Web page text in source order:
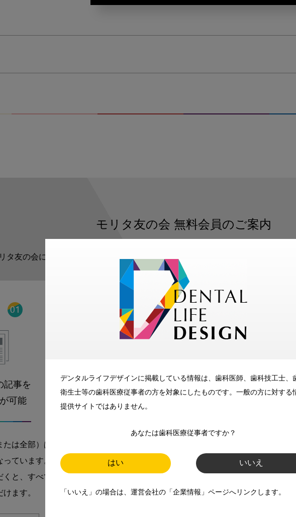
デンタルライフデザインに掲載している情報は、歯科医師、歯科技工士、
衛生士等の歯科医療従事者の方を対象にしたものです。一般の方に対する
提供サイトではありません。
あなたは歯科医療従事者ですか？
はい いいえ
「いいえ」の場合は、運営会社の「企業情報」ページへリンクします。
モリタ友の会 無料会員のご案内
タ友の会に登録いただくと、デンタルライフデザインをもっと便利にご利用い
記事を
可能
は全部）は
ています。
と、すべて
ます。
メリット
メールマガジンでお届け
師、歯科衛生士、歯科技工士）に
お届けします。